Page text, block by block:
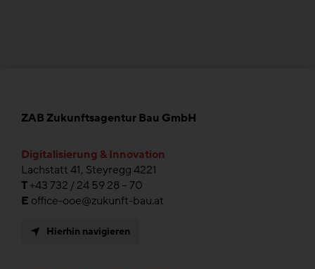
ZAB Zukunftsagentur Bau GmbH
Digitalisierung & Innovation
Lachstatt 41, Steyregg 4221
T+43 732 / 24 59 28 – 70
E office-ooe@zukunft-bau.at
Hierhin navigieren